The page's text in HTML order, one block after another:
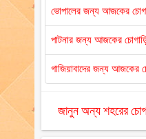
ভোপালের জন্য আজকের
পাটনার জন্য আজকের
গাজিয়াবাদের জন্য আজকের
জানুন অন্য শহরের